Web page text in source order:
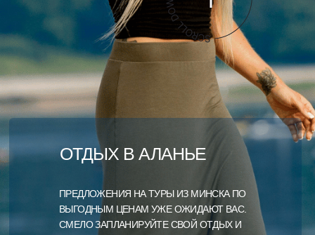
ОТДЫХ В АЛАНЬЕ
ПРЕДЛОЖЕНИЯ НА ТУРЫ ИЗ МИНСКА ПО
ВЫГОДНЫМ ЦЕНАМ УЖЕ ОЖИДАЮТ ВАС.
СМЕЛО ЗАПЛАНИРУЙТЕ СВОЙ ОТДЫХ И